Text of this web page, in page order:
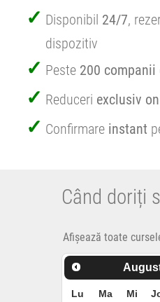
Disponibil 24/7,
dispozitiv
Peste 200 companii
Reduceri exclusiv
Confirmare instant
Când doriți
Afișează toate
Lu Ma Mi